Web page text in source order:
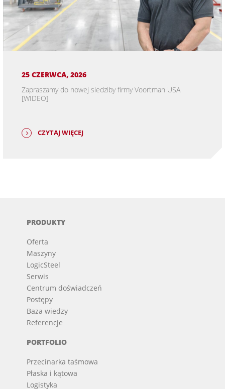
25 CZERWCA, 2026
Zapraszamy do nowej siedziby firmy Voortman USA
[WIDEO]
CZYTAJ WIĘCEJ
PRODUKTY
Oferta
Maszyny
LogicSteel
Serwis
Centrum doświadczeń
Postępy
Baza wiedzy
Referencje
PORTFOLIO
Przecinarka taśmowa
Płaska i kątowa
Logistyka